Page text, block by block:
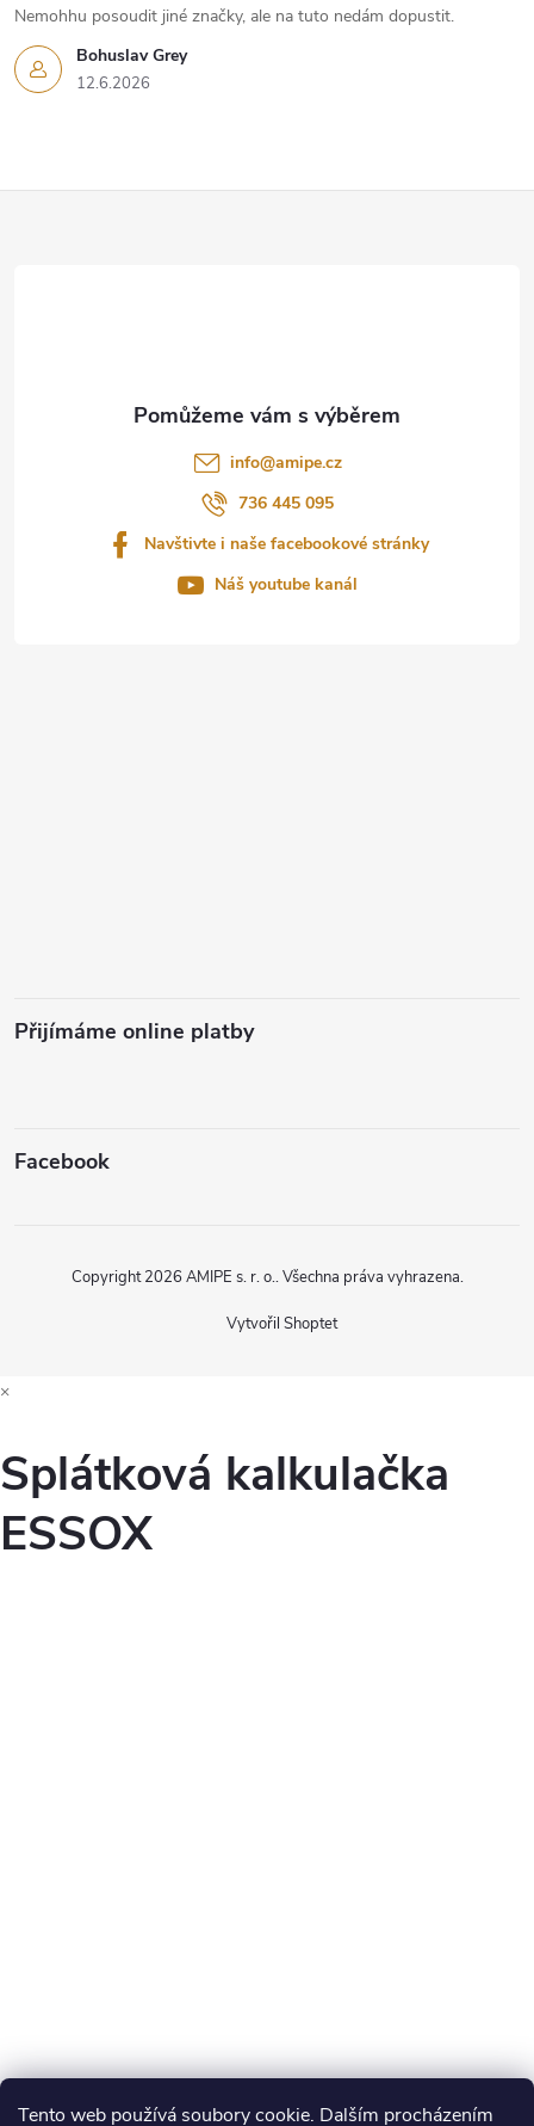
Tento web používá soubory cookie. Dalším procházením
Bohuslav Grey
12.6.2026
Nemohhu posoudit jiné značky, ale na tuto nedám dopustit.
info@amipe.cz
736 445 095
Navštivte i naše facebookové stránky
Náš youtube kanál
Přijímáme online platby
Facebook
Vytvořil Shoptet
Copyright 2026 AMIPE s. r. o.. Všechna práva vyhrazena.
×
Splátková kalkulačka
ESSOX